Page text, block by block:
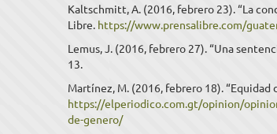
Kaltschmitt, A. (2016, febrero 23). “La
Libre. https://www.prensalibre.com/
Lemus, J. (2016, febrero 27). “Una
13.
Martínez, M. (2016, febrero 18). “Equidad
https://elperiodico.com.gt/opinion/
de-genero/